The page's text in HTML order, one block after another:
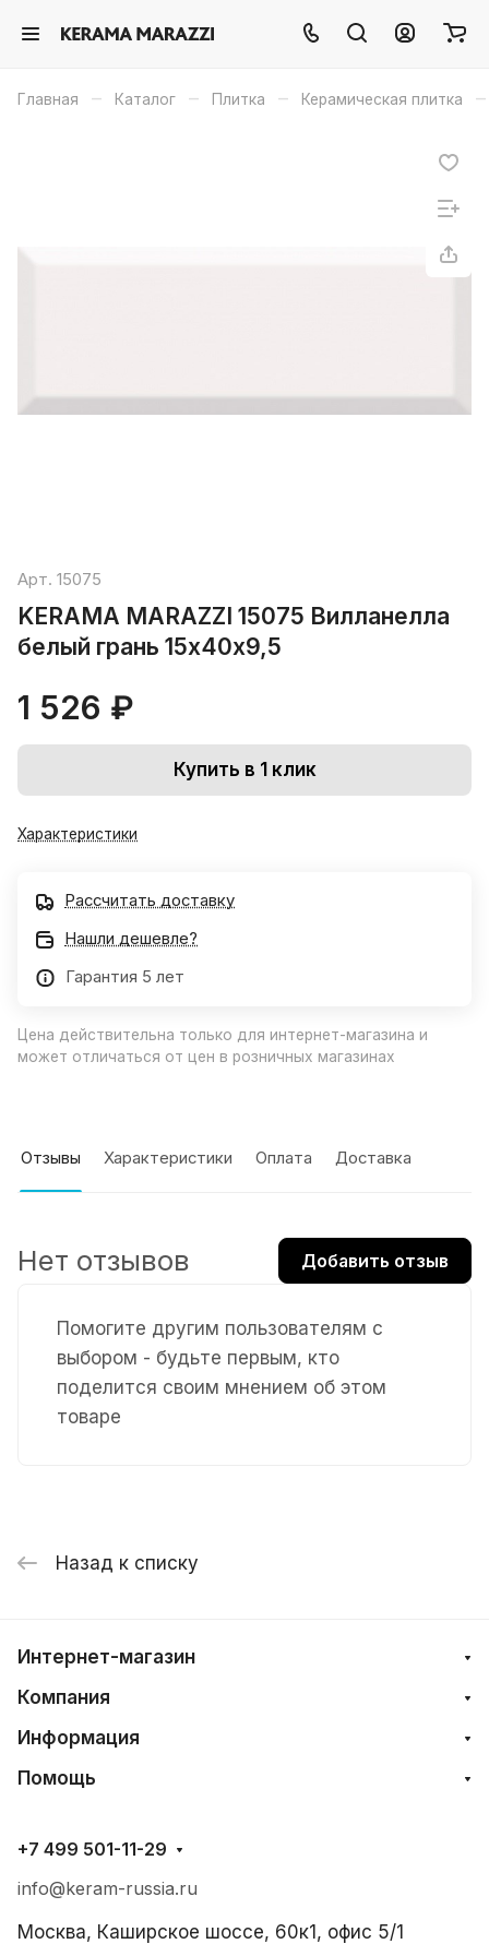
Главная – Каталог – Плитка – Керамическая плитка –
Арт. 15075
KERAMA MARAZZI 15075 Вилланелла
белый грань 15х40х9,5
1 526 ₽
Купить в 1 клик
Характеристики
Рассчитать доставку
Нашли дешевле?
Гарантия 5 лет
Цена действительна только для интернет-магазина и
может отличаться от цен в розничных магазинах
Отзывы Характеристики Оплата Доставка
Помогите другим пользователям с
выбором - будьте первым, кто
поделится своим мнением об этом
товаре
Нет отзывов Добавить отзыв
Назад к списку
Интернет-магазин
Компания
Информация
Помощь
+7 499 501-11-29
info@keram-russia.ru
Москва, Каширское шоссе, 60к1, офис 5/1